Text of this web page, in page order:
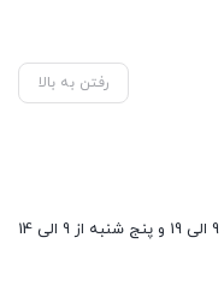
رفتن به بالا